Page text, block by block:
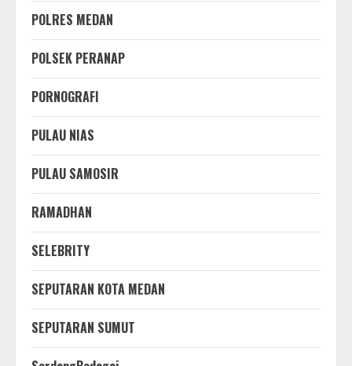
POLRES MEDAN
POLSEK PERANAP
PORNOGRAFI
PULAU NIAS
PULAU SAMOSIR
RAMADHAN
SELEBRITY
SEPUTARAN KOTA MEDAN
SEPUTARAN SUMUT